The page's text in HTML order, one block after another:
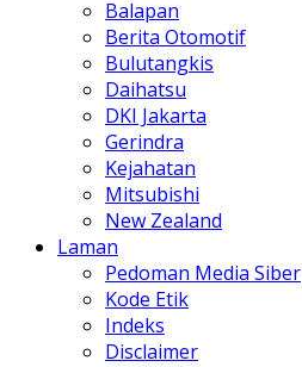
Balapan
Berita Otomotif
Bulutangkis
Daihatsu
DKI Jakarta
Gerindra
Kejahatan
Mitsubishi
New Zealand
Laman
Pedoman Media Siber
Kode Etik
Indeks
Disclaimer